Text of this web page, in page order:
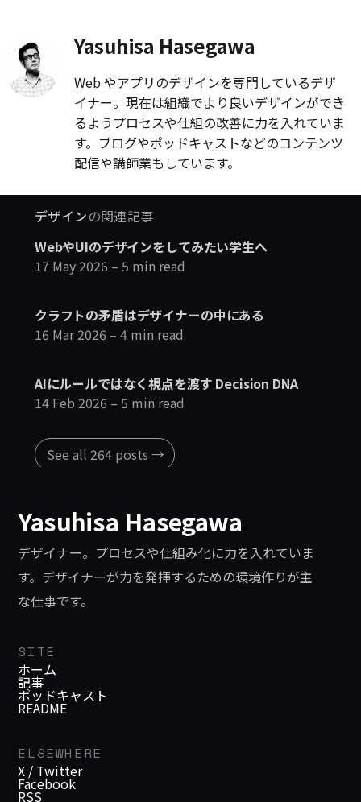
Yasuhisa Hasegawa
Web やアプリのデザインを専門しているデザ
イナー。現在は組織でより良いデザインができ
るようプロセスや仕組の改善に力を入れていま
す。ブログやポッドキャストなどのコンテンツ
配信や講師業もしています。
デザインの関連記事
WebやUIのデザインをしてみたい学生へ
17 May 2026 – 5 min read
クラフトの矛盾はデザイナーの中にある
16 Mar 2026 – 4 min read
AIにルールではなく視点を渡す Decision DNA
14 Feb 2026 – 5 min read
See all 264 posts →
Yasuhisa Hasegawa
デザイナー。プロセスや仕組み化に力を入れていま
す。デザイナーが力を発揮するための環境作りが主
な仕事です。
SITE
ホーム
記事
ポッドキャスト
README
ELSEWHERE
X / Twitter
Facebook
RSS